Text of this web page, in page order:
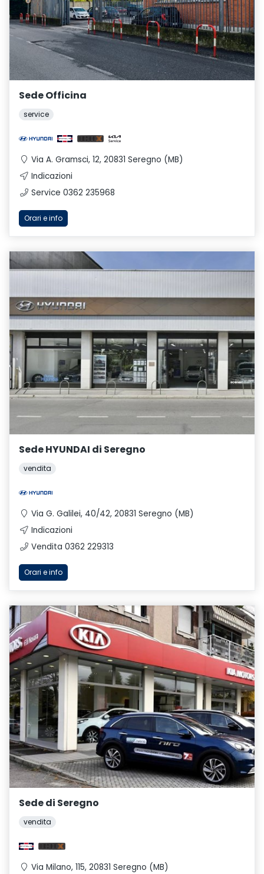
Sede Officina
service
Via A. Gramsci, 12, 20831 Seregno (MB)
Indicazioni
Service 0362 235968
Orari e info
Sede HYUNDAI di Seregno
vendita
Via G. Galilei, 40/42, 20831 Seregno (MB)
Indicazioni
Vendita 0362 229313
Orari e info
Sede di Seregno
vendita
Via Milano, 115, 20831 Seregno (MB)